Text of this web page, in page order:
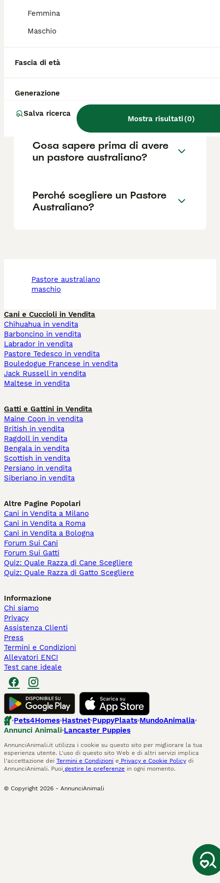
Femmina
Maschio
Fascia di età
Generazione
Salva ricerca
Mostra risultati(0)
reputazione dell'allevatore e la posizione.
Pastore Australiano?
Quali sono i difetti del
Pastore Australiano?
Cosa sapere prima di avere
un pastore australiano?
Perché scegliere un Pastore
Australiano?
pastore australiano
maschio
Cani e Cuccioli in Vendita
Chihuahua in vendita
Barboncino in vendita
Labrador in vendita
Pastore Tedesco in vendita
Bouledogue Francese in vendita
Jack Russell in vendita
Maltese in vendita
Gatti e Gattini in Vendita
Maine Coon in vendita
British in vendita
Ragdoll in vendita
Bengala in vendita
Scottish in vendita
Persiano in vendita
Siberiano in vendita
Altre Pagine Popolari
Cani in Vendita a Milano
Cani in Vendita a Roma
Cani in Vendita a Bologna
Forum Sui Cani
Forum Sui Gatti
Quiz: Quale Razza di Cane Scegliere
Quiz: Quale Razza di Gatto Scegliere
Informazione
Chi siamo
Privacy
Assistenza Clienti
Press
Termini e Condizioni
Allevatori ENCI
Test cane ideale
Pets4Homes Hastnet PuppyPlaats MundoAnimalia
Annunci Animali Lancaster Puppies
AnnunciAnimali.it utilizza i cookie su questo sito per migliorare la tua
esperienza utente. L'uso di questo sito Web e di altri servizi implica
l'accettazione dei Termini e Condizioni e Privacy e Cookie Policy di
AnnunciAnimali. Puoi gestire le preferenze in ogni momento.
© Copyright 2026 - AnnunciAnimali